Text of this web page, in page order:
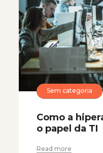
Sem categoria
Como a
o papel da TI
Read more